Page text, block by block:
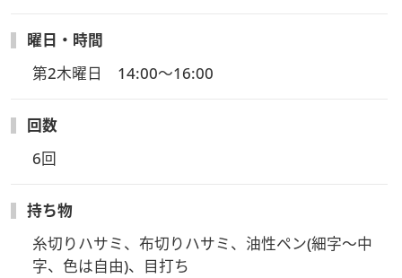
2～3回目：六角形マルチラグ
4回目：ふわふわもこもこのブローチ
5～6回目：ラグポーチ
AMクラスはこちら
曜日・時間
第2木曜日　14:00～16:00
回数
6回
持ち物
糸切りハサミ、布切りハサミ、油性ペン(細字～中
字、色は自由)、目打ち